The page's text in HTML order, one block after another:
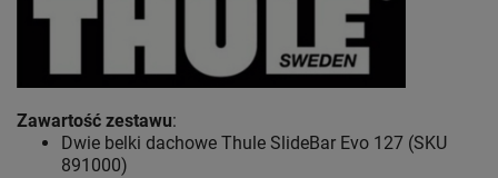
Zawartość zestawu:
Dwie belki dachowe Thule SlideBar Evo 127 (SKU
891000)